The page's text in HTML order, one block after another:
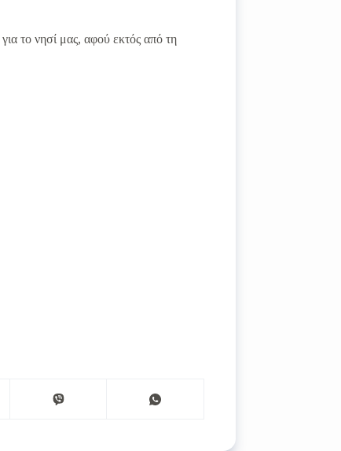
το νησί μας, αφού εκτός από τη